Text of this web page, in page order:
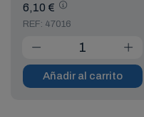
6,10 €
REF: 47016
Añadir al carrito